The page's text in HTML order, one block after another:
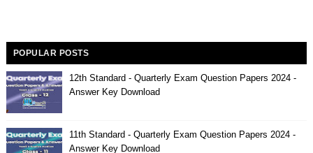
POPULAR POSTS
12th Standard - Quarterly Exam Question Papers 2024 -
Answer Key Download
11th Standard - Quarterly Exam Question Papers 2024 -
Answer Key Download